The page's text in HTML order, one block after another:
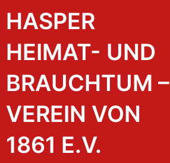
Inhalt
HASPER
HEIMAT- UND
BRAUCHTUM –
VEREIN VON
1861 E.V.